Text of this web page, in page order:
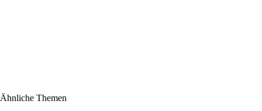
Ähnliche Themen